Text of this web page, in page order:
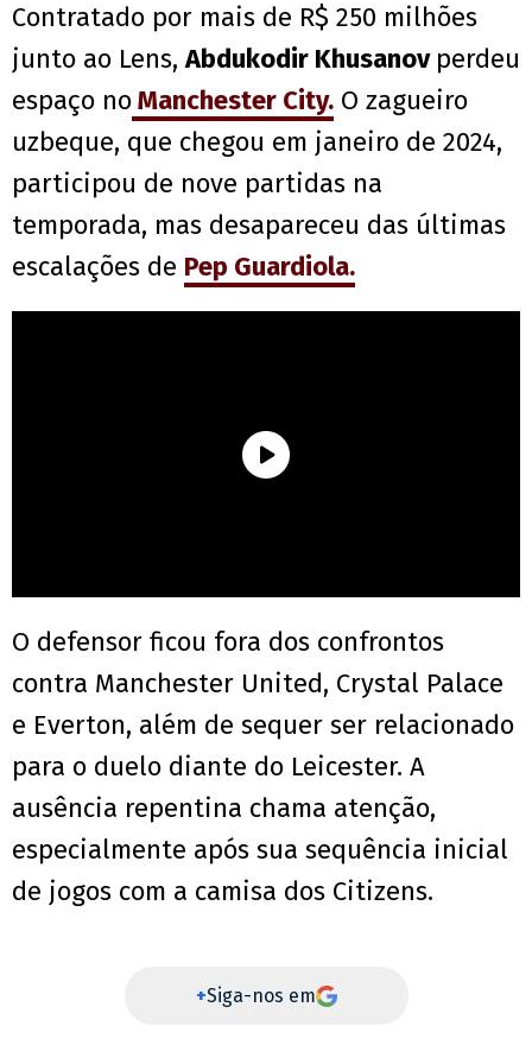
Contratado por mais de R$ 250 milhões
junto ao Lens,Abdukodir Khusanov perdeu
espaço noManchester City. O zagueiro
uzbeque, que chegou em janeiro de 2024,
participou de nove partidas na
temporada, mas desapareceu das últimas
escalações de Pep Guardiola.
O defensor ficou fora dos confrontos
contra Manchester United, Crystal Palace
e Everton, além de sequer ser relacionado
para o duelo diante do Leicester. A
ausência repentina chama atenção,
especialmente após sua sequência inicial
de jogos com a camisa dos Citizens.
+Siga-nos em